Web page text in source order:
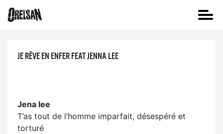
JE RÊVE EN ENFER FEAT JENNA LEE
Jena lee
T’as tout de l’homme imparfait, désespéré et
torturé